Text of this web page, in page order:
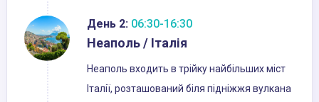
День 2: 06:30-16:30
Неаполь / Італія
Неаполь входить в трійку найбільших міст
Італії, розташований біля підніжжя вулкана